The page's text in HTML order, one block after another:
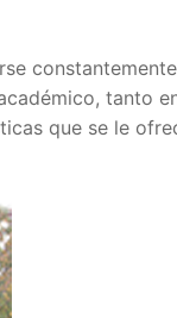
tanto
que se le